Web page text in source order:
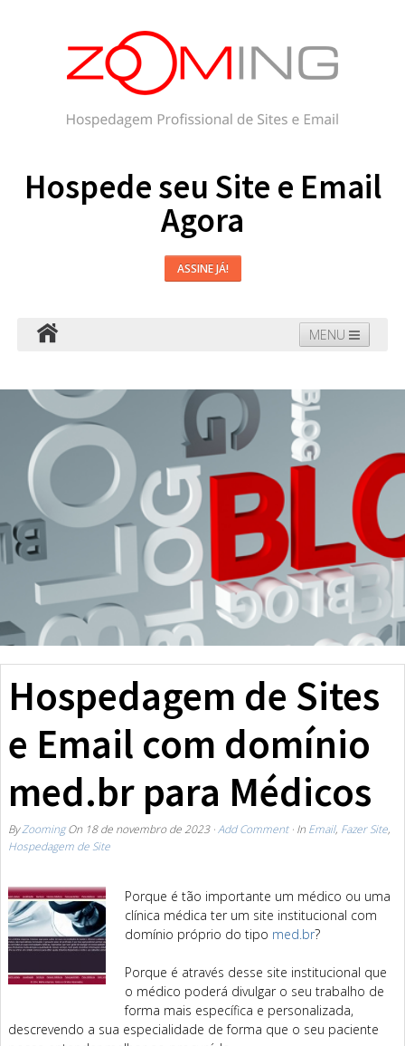
Hospede seu Site e Email
Agora
ASSINE JÁ!
MENU
Domínios Blog Suporte
Hospedagem de Sites
e Email com domínio
med.br para Médicos
ByZoomingOn 18 de novembro de 2023· Add Comment· In Email, Fazer Site,
Hospedagem de Site
Porque é tão importante um médico ou uma
clínica médica ter um site institucional com
domínio próprio do tipo med.br?
Porque é através desse site institucional que
o médico poderá divulgar o seu trabalho de
forma mais específica e personalizada,
descrevendo a sua especialidade de forma que o seu paciente